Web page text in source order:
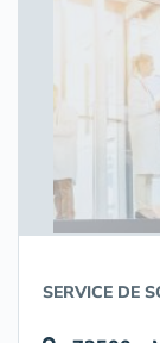
SERVICE DE